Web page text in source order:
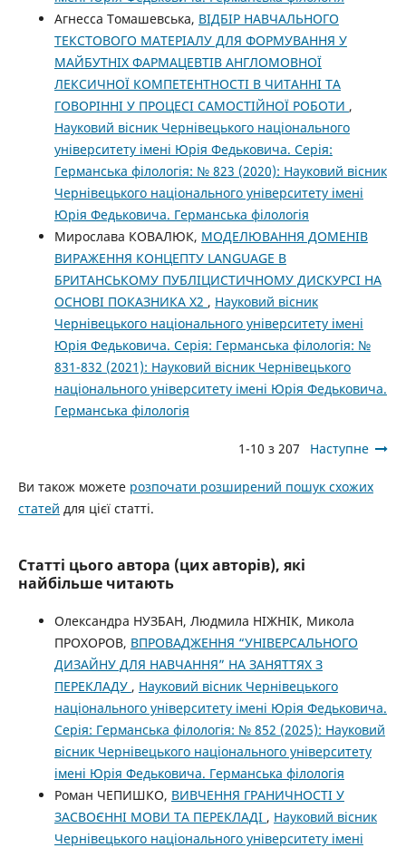
Агнесса Томашевська, ВІДБІР НАВЧАЛЬНОГО
ТЕКСТОВОГО МАТЕРІАЛУ ДЛЯ ФОРМУВАННЯ У
МАЙБУТНІХ ФАРМАЦЕВТІВ АНГЛОМОВНОЇ
ЛЕКСИЧНОЇ КОМПЕТЕНТНОСТІ В ЧИТАННІ ТА
ГОВОРІННІ У ПРОЦЕСІ САМОСТІЙНОЇ РОБОТИ ,
Науковий вісник Чернівецького національного
університету імені Юрія Федьковича. Серія:
Германська філологія: № 823 (2020): Науковий вісник
Чернівецького національного університету імені
Юрія Федьковича. Германська філологія
Мирослава КОВАЛЮК, МОДЕЛЮВАННЯ ДОМЕНІВ
ВИРАЖЕННЯ КОНЦЕПТУ LANGUAGE В
БРИТАНСЬКОМУ ПУБЛІЦИСТИЧНОМУ ДИСКУРСІ НА
ОСНОВІ ПОКАЗНИКА Χ2 , Науковий вісник
Чернівецького національного університету імені
Юрія Федьковича. Серія: Германська філологія: №
831-832 (2021): Науковий вісник Чернівецького
національного університету імені Юрія Федьковича.
Германська філологія
1-10 з 207 Наступне
Ви також можете розпочати розширений пошук схожих
статей для цієї статті.
Статті цього автора (цих авторів), які
найбільше читають
Олександра НУЗБАН, Людмила НІЖНІК, Микола
ПРОХОРОВ, ВПРОВАДЖЕННЯ “УНІВЕРСАЛЬНОГО
ДИЗАЙНУ ДЛЯ НАВЧАННЯ” НА ЗАНЯТТЯХ З
ПЕРЕКЛАДУ , Науковий вісник Чернівецького
національного університету імені Юрія Федьковича.
Серія: Германська філологія: № 852 (2025): Науковий
вісник Чернівецького національного університету
імені Юрія Федьковича. Германська філологія
Роман ЧЕПИШКО, ВИВЧЕННЯ ГРАНИЧНОСТІ У
ЗАСВОЄННІ МОВИ ТА ПЕРЕКЛАДІ , Науковий вісник
Чернівецького національного університету імені